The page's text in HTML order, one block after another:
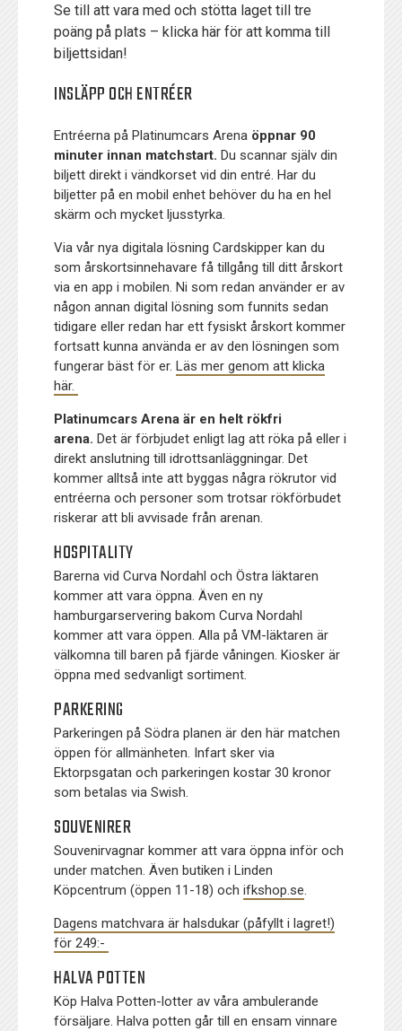
Se till att vara med och stötta laget till tre
poäng på plats –klicka här för att komma till
biljettsidan!
INSLÄPP OCH ENTRÉER
Entréerna på Platinumcars Arena öppnar 90
minuter innan matchstart.Du scannar själv din
biljett direkt i vändkorset vid din entré. Har du
biljetter på en mobil enhet behöver du ha en hel
skärm och mycket ljusstyrka.
Via vår nya digitala lösning Cardskipper kan du
som årskortsinnehavare få tillgång till ditt årskort
via en app i mobilen. Ni som redan använder er av
någon annan digital lösning som funnits sedan
tidigare eller redan har ett fysiskt årskort kommer
fortsatt kunna använda er av den lösningen som
fungerar bäst för er.Läs mer genom att klicka
här.
Platinumcars Arena är en helt rökfri
arena. Det är förbjudet enligt lag att röka på eller i
direkt anslutning till idrottsanläggningar. Det
kommer alltså inte att byggas några rökrutor vid
entréerna och personer som trotsar rökförbudet
riskerar att bli avvisade från arenan.
HOSPITALITY
Barerna vid Curva Nordahl och Östra läktaren
kommer att vara öppna. Även en ny
hamburgarservering bakom Curva Nordahl
kommer att vara öppen. Alla på VM-läktaren är
välkomna till baren på fjärde våningen. Kiosker är
öppna med sedvanligt sortiment.
PARKERING
Parkeringen på Södra planen är den här matchen
öppen för allmänheten. Infart sker via
Ektorpsgatan och parkeringen kostar 30 kronor
som betalas via Swish.
SOUVENIRER
Souvenirvagnar kommer att vara öppna inför och
under matchen. Även butiken i Linden
Köpcentrum (öppen 11-18) ochifkshop.se.
Dagens matchvara är halsdukar (påfyllt i lagret!)
för 249:-
HALVA POTTEN
Köp Halva Potten-lotter av våra ambulerande
försäljare. Halva potten går till en ensam vinnare